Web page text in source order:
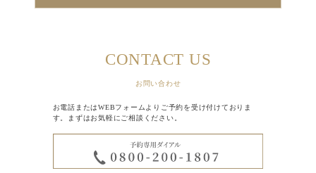
CONTACT US
お問い合わせ
お電話またはWEBフォームよりご予約を受け付けておりま
す。まずはお気軽にご相談ください。